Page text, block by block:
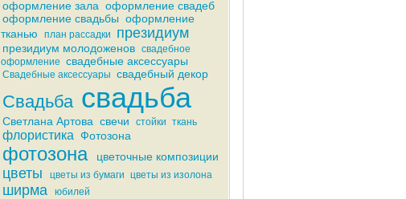
оформление зала оформление свадеб
оформление свадьбы оформление
тканью
план рассадки президиум
президиум молодоженов
свадебное
оформление свадебные аксессуары
Свадебные аксессуары свадебный декор
Свадьба свадьба
Светлана Артова свечи стойки ткань
флористика Фотозона
фотозона цветочные композиции
цветы цветы из бумаги цветы из изолона
ширма юбилей